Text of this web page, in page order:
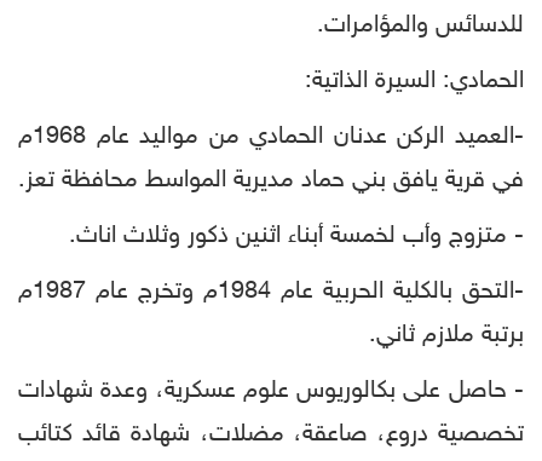
للدسائس والمؤامرات.
الحمادي: السيرة الذاتية:
-العميد الركن عدنان الحمادي من مواليد عام 1968م
في قرية يافق بني حماد مديرية المواسط محافظة تعز.
- متزوج وأب لخمسة أبناء اثنين ذكور وثلاث اناث.
-التحق بالكلية الحربية عام 1984م وتخرج عام 1987م
برتبة ملازم ثاني.
- حاصل على بكالوريوس علوم عسكرية، وعدة شهادات
تخصصية دروع، صاعقة، مضلات، شهادة قائد كتائب